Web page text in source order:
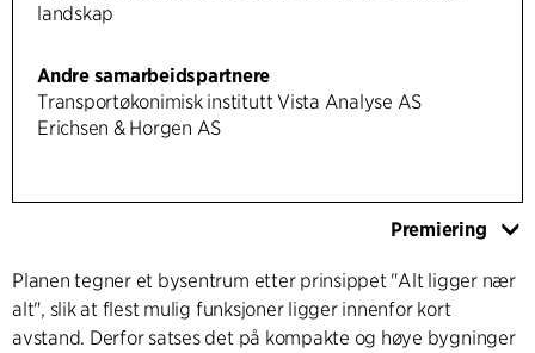
landskap
Andre samarbeidspartnere
Transportøkonimisk institutt Vista Analyse AS
Erichsen & Horgen AS
Premiering
Planen tegner et bysentrum etter prinsippet "Alt ligger nær
alt", slik at flest mulig funksjoner ligger innenfor kort
avstand. Derfor satses det på kompakte og høye bygninger